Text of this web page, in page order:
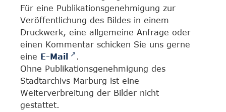
Für eine Publikationsgenehmigung zur
Veröffentlichung des Bildes in einem
Druckwerk, eine allgemeine Anfrage oder
einen Kommentar schicken Sie uns gerne
eine E-Mail
.
Ohne Publikationsgenehmigung des
Stadtarchivs Marburg ist eine
Weiterverbreitung der Bilder nicht
gestattet.